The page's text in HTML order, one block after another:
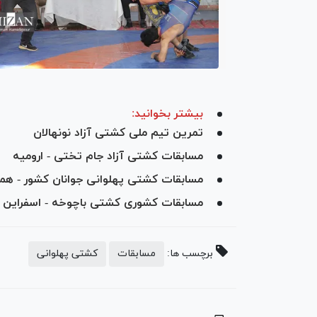
بیشتر بخوانید:
تمرین تیم ملی کشتی آزاد نونهالان
مسابقات کشتی آزاد جام تختی - ارومیه
مسابقات کشتی پهلوانی جوانان کشور -
مسابقات کشوری کشتی باچوخه - اسفراین
برچسب ها: مسابقات کشتی پهلوانی